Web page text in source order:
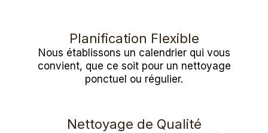
Planification Flexible
Nous établissons un calendrier qui vous
convient, que ce soit pour un nettoyage
ponctuel ou régulier.
Nettoyage de Qualité